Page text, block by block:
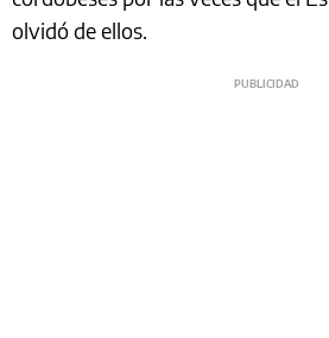
olvidó de ellos.